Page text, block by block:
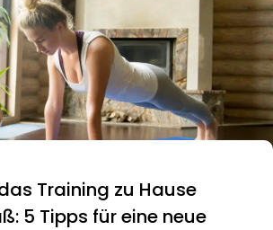
Training zu Hause
5 Tipps für eine neue